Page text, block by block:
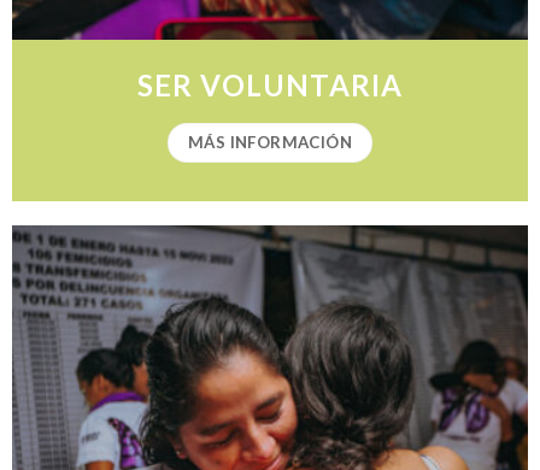
SER VOLUNTARIA
MÁS INFORMACIÓN